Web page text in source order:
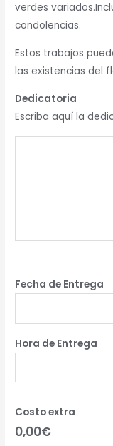
verdes
condolencias.
Estos trabajos
las existencias del
Dedicatoria
Escriba aquí la
Fecha de Entrega
Hora de Entrega
Costo extra
0,00€